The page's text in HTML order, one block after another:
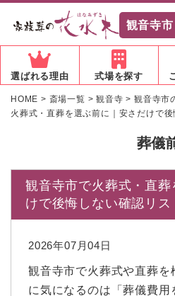
観音寺市
選ばれる理由 式場を探す
HOME > 斎場一覧 >観音寺 >観音寺市
火葬式・直葬を選ぶ前に｜安さだけで後
葬儀
観音寺市で火葬式・直
けで後悔しない確認リス
2026年07月04日
観音寺市で火葬式や直葬を
に気になるのは「葬儀費用